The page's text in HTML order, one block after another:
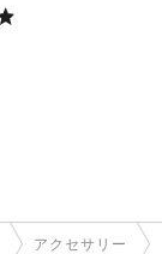
アクセサリー